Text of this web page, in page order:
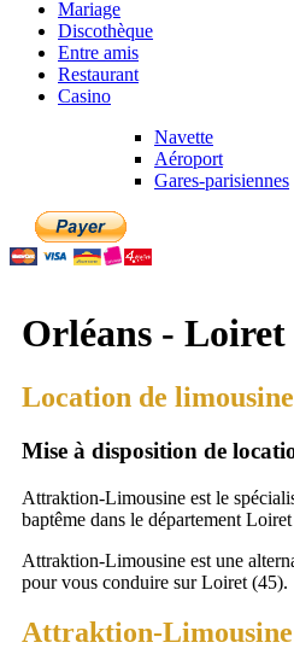
Mariage
Discothèque
Entre amis
Restaurant
Casino
Navette
Aéroport
Gares-parisiennes
Orléans -
Location de
Mise à disposition de
Attraktion-Limousine est le
baptême dans le département
Attraktion-Limousine est une
pour vous conduire sur Loiret (45).
Attraktion-Limousine